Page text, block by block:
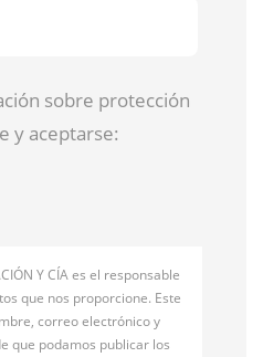
sobre protección
y aceptarse:
Y CÍA es el responsable
que nos proporcione. Este
correo electrónico y
que podamos publicar los